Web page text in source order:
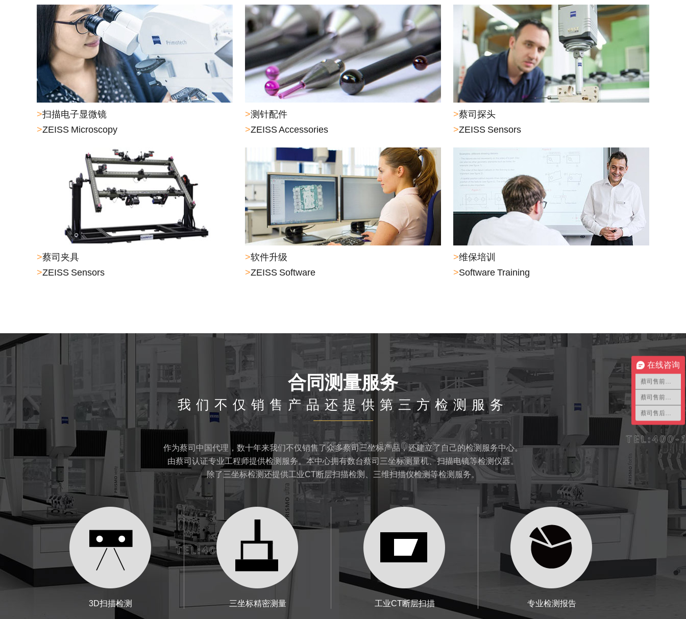
>扫描电子显微镜
>ZEISS Microscopy
>测针配件
>ZEISS Accessories
>蔡司探头
>ZEISS Sensors
>蔡司夹具
>ZEISS Sensors
>软件升级
>ZEISS Software
>维保培训
>Software Training
合同测量服务
我们不仅销售产品还提供第三方检测服务
作为蔡司中国代理，数十年来我们不仅销售了众多蔡司三坐标产品，还建立了自己的检测服务中心。
由蔡司认证专业工程师提供检测服务。本中心拥有数台蔡司三坐标测量机、扫描电镜等检测仪器。
除了三坐标检测还提供工业CT断层扫描检测、三维扫描仪检测等检测服务。
3D扫描检测 三坐标精密测量 工业CT断层扫描 专业检测报告
在线咨询
蔡司售前咨询1
蔡司售前咨询2
蔡司售后咨询